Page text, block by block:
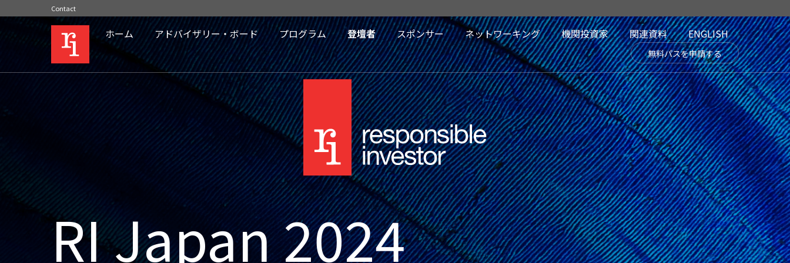
Contact
ホーム アドバイザリー・ボード プログラム 登壇者 スポンサー ネットワーキング 機関投資家 関連資料 ENGLISH
無料パスを申請する
RI Japan 2024